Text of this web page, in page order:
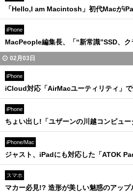
「Hello,I am Macintosh」初代Macが
iPhone
MacPeople編集長、「“新常識”SSD、ク
02月03日
iPhone
iCloud対応「AirMacユーティリティ」
iPhone
ちょい出し!「ユザーンの川越コンピュ
iPhone/Mac
ジャスト、iPadにも対応した「ATOK
スマホ
マカー必見!? 造形が美しい魅惑のアップ